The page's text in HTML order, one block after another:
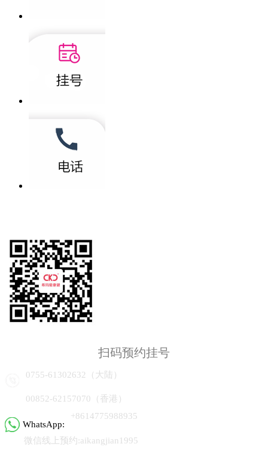
扫码预约挂号
0755-61302632（大陆）
00852-62157070（香港）
WhatsApp:
+8614775988935
微信线上预约:aikangjian1995